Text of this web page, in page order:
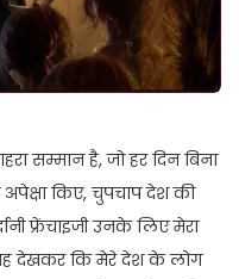
सम्मान है, जो हर दिन बिना
किए, चुपचाप देश की
फ्रेंचाइजी उनके लिए मेरा
देखकर कि मेरे देश के लोग